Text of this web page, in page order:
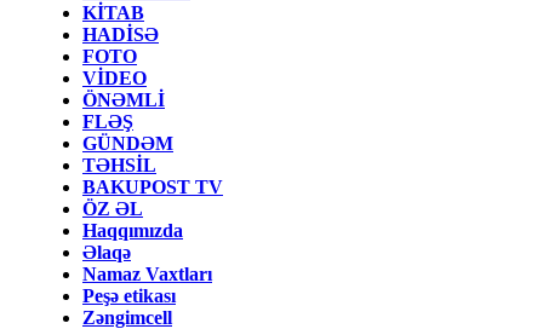
KİTAB
HADİSƏ
FOTO
VİDEO
ÖNƏMLİ
FLƏŞ
GÜNDƏM
TƏHSİL
BAKUPOST TV
ÖZ ƏL
Haqqımızda
Əlaqə
Namaz Vaxtları
Peşə etikası
Zəngimcell